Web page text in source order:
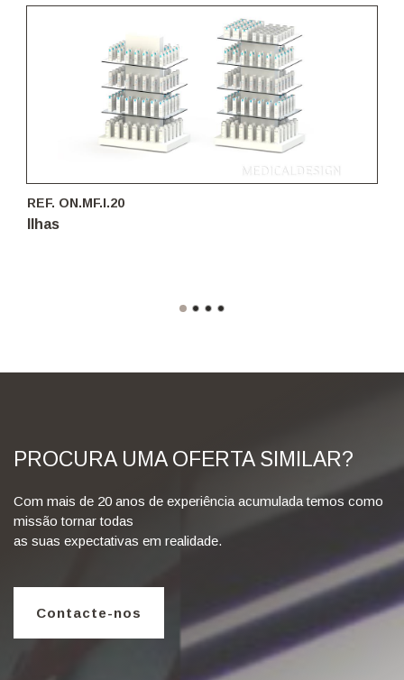
REF. ON.MF.I.20
Ilhas
PROCURA UMA OFERTA SIMILAR?
Com mais de 20 anos de experiência acumulada temos como
missão tornar todas
as suas expectativas em realidade.
Contacte-nos